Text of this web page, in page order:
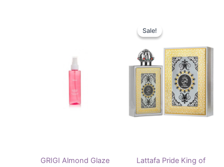
GRIGI Almond Glaze
Sale!
Sale!
Lattafa Pride King of
44,90